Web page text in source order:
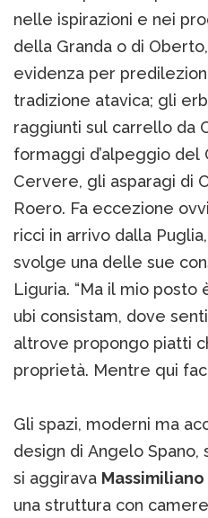
nelle ispirazioni e nei
della Granda o di
evidenza per
tradizione atavica; gli
raggiunti sul carrello da
formaggi d’alpeggio del
Cervere, gli asparagi di
Roero. Fa eccezione
ricci in arrivo dalla
svolge una delle sue
Liguria. “Ma il mio posto
ubi consistam, dove
altrove propongo piatti
proprietà. Mentre qui
Gli spazi, moderni ma
design di Angelo
si aggirava
una struttura con